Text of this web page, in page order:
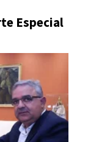
Especial